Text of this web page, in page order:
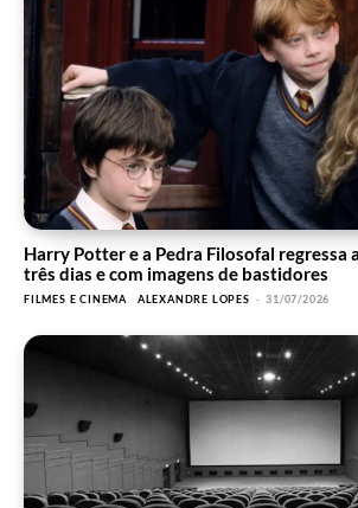
Harry Potter e a Pedra Filosofal regressa
três dias e com imagens de bastidores
FILMES E CINEMA ALEXANDRE LOPES - 31/07/2026